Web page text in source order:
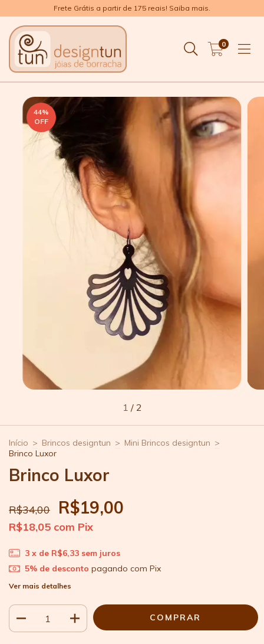
Frete Grátis a partir de 175 reais! Saiba mais.
0
44%
OFF
1 / 2
Início > Brincos designtun > Mini Brincos designtun >
Brinco Luxor
Brinco Luxor
R$34,00 R$19,00
R$18,05 com Pix
3 x de R$6,33 sem juros
5% de desconto pagando com Pix
Ver mais detalhes